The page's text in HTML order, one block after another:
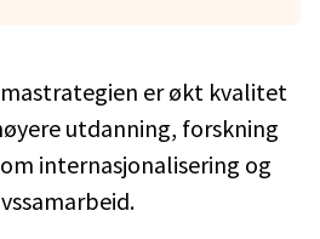
er økt kvalitet
utdanning, forskning
internasjonalisering og